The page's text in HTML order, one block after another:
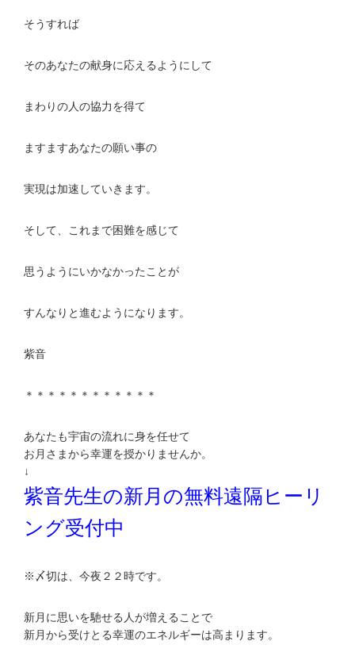
そうすれば
そのあなたの献身に応えるようにして
まわりの人の協力を得て
ますますあなたの願い事の
実現は加速していきます。
そして、これまで困難を感じて
思うようにいかなかったことが
すんなりと進むようになります。
紫音
＊＊＊＊＊＊＊＊＊＊＊＊
あなたも宇宙の流れに身を任せて
お月さまから幸運を授かりませんか。
↓
紫音先生の新月の無料遠隔ヒーリ
ング受付中
※〆切は、今夜２２時です。
新月に思いを馳せる人が増えることで
新月から受けとる幸運のエネルギーは高まります。